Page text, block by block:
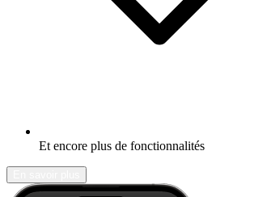
Et encore plus de fonctionnalités